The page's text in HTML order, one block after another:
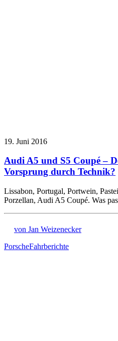
19. Juni 2016
Audi A5 und S5 Coupé –
Vorsprung durch Technik?
Lissabon, Portugal, Portwein,
Porzellan, Audi A5 Coupé. Was
von Jan Weizenecker
PorscheFahrberichte